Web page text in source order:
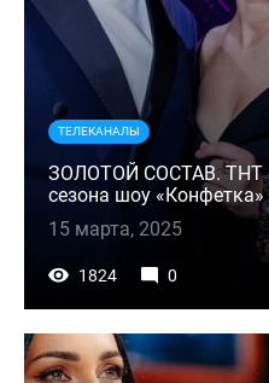
ТЕЛЕКАНАЛЫ
ЗОЛОТОЙ СОСТАВ. ТНТ
сезона шоу «Конфетка»
15 марта, 2025
1824 0